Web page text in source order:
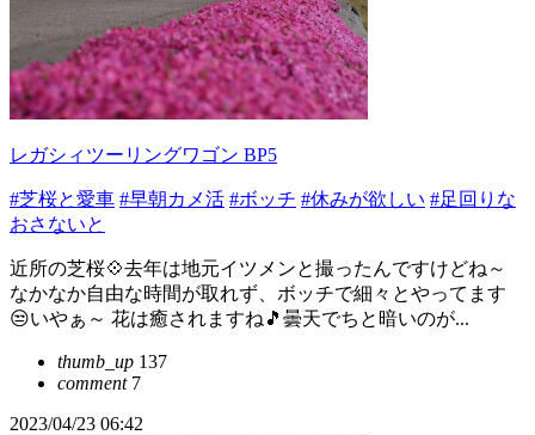
レガシィツーリングワゴン BP5
#芝桜と愛車 #早朝カメ活 #ボッチ #休みが欲しい #足回りな
おさないと
近所の芝桜💠去年は地元イツメンと撮ったんですけどね～
なかなか自由な時間が取れず、ボッチで細々とやってます
😒いやぁ～ 花は癒されますね🎵曇天でちと暗いのが...
thumb_up 137
comment7
2023/04/23 06:42